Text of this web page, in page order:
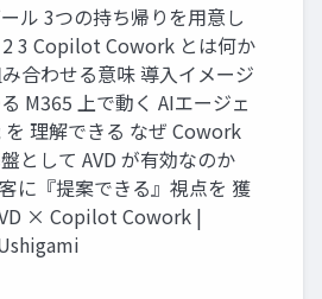
ル 3つの持ち帰りを用意し
2 3 Copilot Cowork とは何か
合わせる意味 導入イメージ
M365 上で動く AIエージェ
を 理解できる なぜ Cowork
として AVD が有効なのか
に『提案できる』視点を 獲
× Copilot Cowork |